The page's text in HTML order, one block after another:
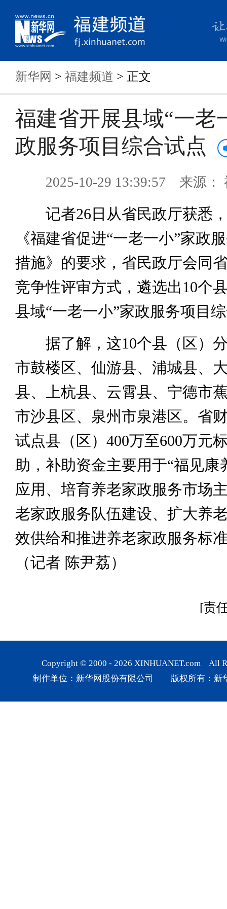
新华网 > 福建频道 > 正文
福建省开展县域“一老
政服务项目综合试点
2025-10-29 13:39:57 来源：
记者26日从省民政厅获悉，
《福建省促进“一老一小”家政
措施》的要求，省民政厅会同
竞争性评审方式，遴选出10个
县域“一老一小”家政服务项目
据了解，这10个县（区）分
市鼓楼区、仙游县、浦城县、
县、上杭县、云霄县、宁德市
市沙县区、泉州市泉港区。省
试点县（区）400万至600万元
助，补助资金主要用于“福见康
应用、培育养老家政服务市场
老家政服务队伍建设、扩大养
效供给和推进养老家政服务标
（记者 陈尹荔）
[责
Copyright © 2000 - 2026 XINHUANET.com All
制作单位：新华网股份有限公司 版权所有：新